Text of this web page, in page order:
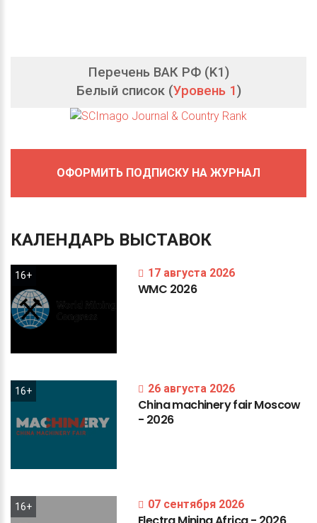
Перечень ВАК РФ (K1)
Белый список (Уровень 1)
ОФОРМИТЬ ПОДПИСКУ НА ЖУРНАЛ
КАЛЕНДАРЬ ВЫСТАВОК
16+ 17 августа 2026
WMC 2026
16+ 26 августа 2026
ChinamachineryfairMoscow
- 2026
16+ 07 сентября 2026